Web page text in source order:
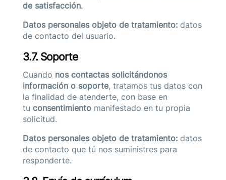
de satisfacción.
Datos personales objeto de tratamiento: datos
de contacto del usuario.
3.7. Soporte
Cuando nos contactas solicitándonos
información o soporte, tratamos tus datos con
la finalidad de atenderte, con base en
tu consentimiento manifestado en tu propia
solicitud.
Datos personales objeto de tratamiento: datos
de contacto que tú nos suministres para
responderte.